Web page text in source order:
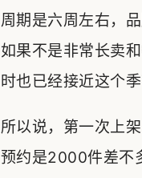
周期是六周左右，
如果不是非常长卖
时也已经接近这个
所以说，第一次上
预约是2000件差不